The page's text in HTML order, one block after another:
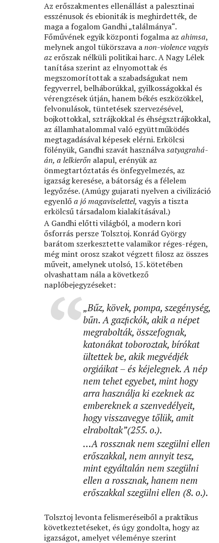
Az erőszakmentes ellenállást a palesztinai
esszénusok és ebioniták is meghirdették, de
maga a fogalom Gandhi „találmánya“.
Főművének egyik központi fogalma az ahimsa,
melynek angol tükörszava anon-violence vagyis
az erőszak nélküli politikai harc. A Nagy Lélek
tanítása szerint az elnyomottak és
megszomorítottak a szabadságukat nem
fegyverrel, belháborúkkal, gyilkosságokkal és
vérengzések útján, hanem békés eszközökkel,
felvonulások, tüntetések szervezésével,
bojkottokkal, sztrájkokkal és éhségsztrájkokkal,
az államhatalommal való együttműködés
megtagadásával képesek elérni. Erkölcsi
fölényük, Gandhi szavát használvasatyagrahá-
án, a lelkierőn alapul, erényük az
önmegtartóztatás és önfegyelmezés, az
igazság keresése, a bátorság és a félelem
legyőzése. (Amúgy gujarati nyelven a civilizáció
egyenlőa jó magaviselettel, vagyis a tiszta
erkölcsű társadalom kialakításával.)
A Gandhi előtti világból, a modern kori
ősforrás persze Tolsztoj. Konrád György
barátom szerkesztette valamikor réges-régen,
még mint orosz szakot végzett ﬁlosz az összes
műveit, amelynek utolsó, 15. kötetében
olvashattam nála a következő
naplóbejegyzéseket:
„Bűz, kövek, pompa, szegénység,
bűn. A gazﬁckók, akik a népet
megrabolták, összefognak,
katonákat toboroztak, bírókat
ültettek be, akik megvédjék
orgiáikat – és kéjelegnek. A nép
nem tehet egyebet, mint hogy
arra használja ki ezeknek az
embereknek a szenvedélyeit,
hogy visszavegye tőlük, amit
elraboltak”(255. o.).
…A rossznak nem szegülni ellen
erőszakkal, nem annyit tesz,
mint egyáltalán nem szegülni
ellen a rossznak, hanem nem
erőszakkal szegülni ellen (8. o.).
Tolsztoj levonta felismeréseiből a praktikus
következtetéseket, és úgy gondolta, hogy az
igazságot, amelyet véleménye szerint